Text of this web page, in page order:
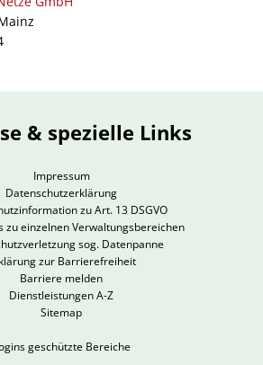
& spezielle Links
Impressum
Datenschutzerklärung
zu Art. 13 DSGVO
zu einzelnen Verwaltungsbereichen
sog. Datenpanne
zur Barrierefreiheit
Barriere melden
Dienstleistungen A-Z
Sitemap
geschützte Bereiche